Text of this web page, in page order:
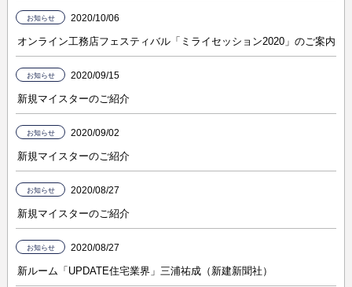
お知らせ 2020/10/06
オンライン工務店フェスティバル「ミライセッション2020」のご案内
お知らせ 2020/09/15
新規マイスターのご紹介
お知らせ 2020/09/02
新規マイスターのご紹介
お知らせ 2020/08/27
新規マイスターのご紹介
お知らせ 2020/08/27
新ルーム「UPDATE住宅業界」三浦祐成（新建新聞社）